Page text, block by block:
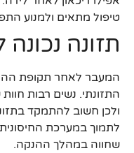
טיפול מתאים ולמנוע
תזונה
המעבר לאחר תקופת
התזונתי. נשים רבות חוות
ולכן חשוב להתמקד
לתמוך במערכת החיסונית
שחווה במהלך ההנקה.